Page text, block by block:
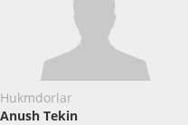
Hukmdorlar
Anush Tekin